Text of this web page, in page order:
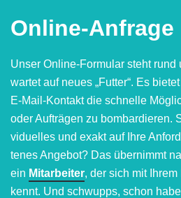
Online-Anfrage
Unser Online-Formular steht rund
wartet auf neues „Futter“. Es
E-Mail-Kontakt die schnelle
oder Auf­trägen zu bombar­dieren.
vidu­elles und exakt auf Ihre
tenes Angebot? Das über­nimmt
ein Mitarbeiter, der sich mit
kennt. Und schwupps, schon